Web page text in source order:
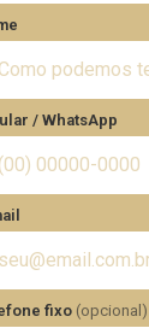
/ WhatsApp
fixo (opcional)